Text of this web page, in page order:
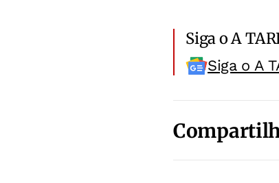
Siga o A
Siga o A